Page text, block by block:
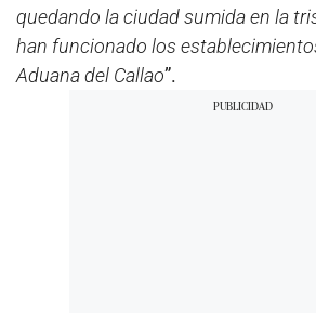
quedando la ciudad sumida en la
han funcionado los
Aduana del Callao”.